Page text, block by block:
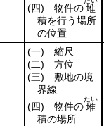
(四) 物件の堆
積を行う場所
の位置
(一) 縮尺
(二) 方位
(三) 敷地の境
界線
(四) 物件の堆
たい
積の場所